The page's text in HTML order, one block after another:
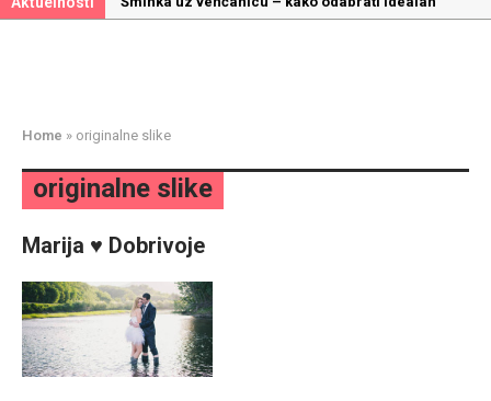
Kako mala iznenađenja mogu učiniti medeni
mesec još lepšim
Poklon koji će vaša druga polovina zauvek pamtiti
Home » originalne slike
originalne slike
Marija ♥ Dobrivoje